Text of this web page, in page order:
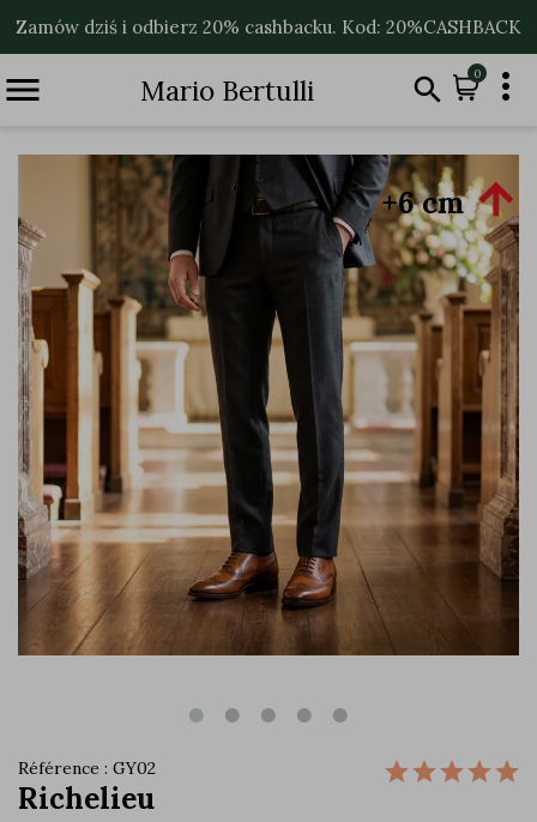
Zamów dziś i odbierz 20% cashbacku. Kod: 20%CASHBACK
 Mario Bertulli  0 
+6 cm
Référence : GY02
Richelieu